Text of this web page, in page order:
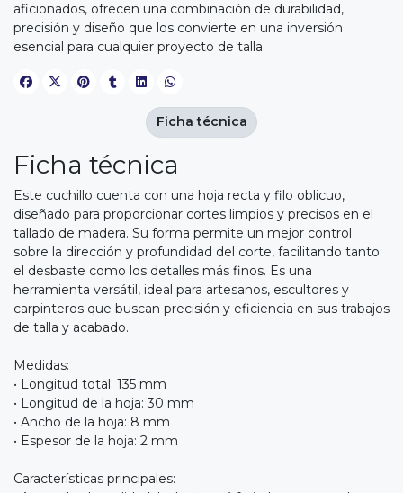
aficionados, ofrecen una combinación de durabilidad,
precisión y diseño que los convierte en una inversión
esencial para cualquier proyecto de talla.
Ficha técnica
Este cuchillo cuenta con una hoja recta y filo oblicuo,
diseñado para proporcionar cortes limpios y precisos en el
tallado de madera. Su forma permite un mejor control
sobre la dirección y profundidad del corte, facilitando tanto
el desbaste como los detalles más finos. Es una
herramienta versátil, ideal para artesanos, escultores y
carpinteros que buscan precisión y eficiencia en sus trabajos
de talla y acabado.
Medidas:
• Longitud total: 135 mm
• Longitud de la hoja: 30 mm
• Ancho de la hoja: 8 mm
• Espesor de la hoja: 2 mm
Características principales:
Ficha técnica